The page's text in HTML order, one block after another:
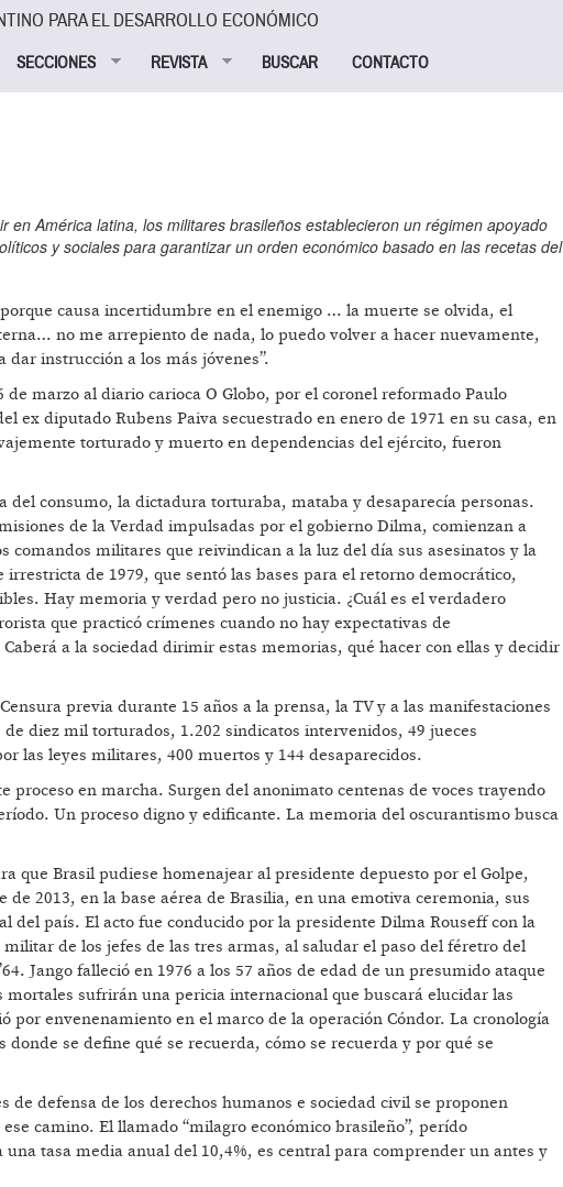
PARA EL DESARROLLO ECONÓMICO
SECCIONES REVISTA BUSCAR CONTACTO
América latina, los militares brasileños establecieron un régimen apoyado
y sociales para garantizar un orden económico basado en las recetas del
causa incertidumbre en el enemigo … la muerte se olvida, el
no me arrepiento de nada, lo puedo volver a hacer nuevamente,
instrucción a los más jóvenes”.
marzo al diario carioca O Globo, por el coronel reformado Paulo
ex diputado Rubens Paiva secuestrado en enero de 1971 en su casa, en
torturado y muerto en dependencias del ejército, fueron
consumo, la dictadura torturaba, mataba y desaparecía personas.
de la Verdad impulsadas por el gobierno Dilma, comienzan a
comandos militares que reivindican a la luz del día sus asesinatos y la
de 1979, que sentó las bases para el retorno democrático,
Hay memoria y verdad pero no justicia. ¿Cuál es el verdadero
que practicó crímenes cuando no hay expectativas de
a la sociedad dirimir estas memorias, qué hacer con ellas y decidir
previa durante 15 años a la prensa, la TV y a las manifestaciones
diez mil torturados, 1.202 sindicatos intervenidos, 49 jueces
las leyes militares, 400 muertos y 144 desaparecidos.
proceso en marcha. Surgen del anonimato centenas de voces trayendo
Un proceso digno y edificante. La memoria del oscurantismo busca
que Brasil pudiese homenajear al presidente depuesto por el Golpe,
de 2013, en la base aérea de Brasilia, en una emotiva ceremonia, sus
país. El acto fue conducido por la presidente Dilma Rouseff con la
de los jefes de las tres armas, al saludar el paso del féretro del
Jango falleció en 1976 a los 57 años de edad de un presumido ataque
sufrirán una pericia internacional que buscará elucidar las
por envenenamiento en el marco de la operación Cóndor. La cronología
se define qué se recuerda, cómo se recuerda y por qué se
defensa de los derechos humanos e sociedad civil se proponen
camino. El llamado “milagro económico brasileño”, perído
tasa media anual del 10,4%, es central para comprender un antes y